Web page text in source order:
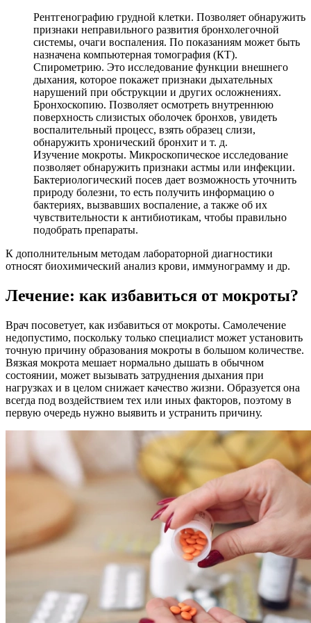
Рентгенографию грудной клетки. Позволяет обнаружить
признаки неправильного развития бронхолегочной
системы, очаги воспаления. По показаниям может быть
назначена компьютерная томография (КТ).
Спирометрию. Это исследование функции внешнего
дыхания, которое покажет признаки дыхательных
нарушений при обструкции и других осложнениях.
Бронхоскопию. Позволяет осмотреть внутреннюю
поверхность слизистых оболочек бронхов, увидеть
воспалительный процесс, взять образец слизи,
обнаружить хронический бронхит и т. д.
Изучение мокроты. Микроскопическое исследование
позволяет обнаружить признаки астмы или инфекции.
Бактериологический посев дает возможность уточнить
природу болезни, то есть получить информацию о
бактериях, вызвавших воспаление, а также об их
чувствительности к антибиотикам, чтобы правильно
подобрать препараты.
К дополнительным методам лабораторной диагностики
относят биохимический анализ крови, иммунограмму и др.
Лечение: как избавиться от мокроты?
Врач посоветует, как избавиться от мокроты. Самолечение
недопустимо, поскольку только специалист может установить
точную причину образования мокроты в большом количестве.
Вязкая мокрота мешает нормально дышать в обычном
состоянии, может вызывать затруднения дыхания при
нагрузках и в целом снижает качество жизни. Образуется она
всегда под воздействием тех или иных факторов, поэтому в
первую очередь нужно выявить и устранить причину.